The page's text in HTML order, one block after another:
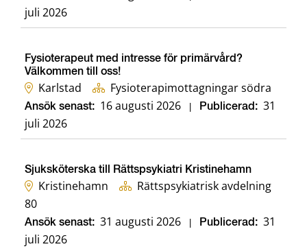
juli 2026
Fysioterapeut med intresse för primärvård?
Välkommen till oss!
Karlstad Fysioterapimottagningar södra
Ansök senast: 16 augusti 2026 Publicerad: 31
juli 2026
Sjuksköterska till Rättspsykiatri Kristinehamn
Kristinehamn
Rättspsykiatrisk avdelning
80
Ansök senast: 31 augusti 2026 Publicerad: 31
juli 2026